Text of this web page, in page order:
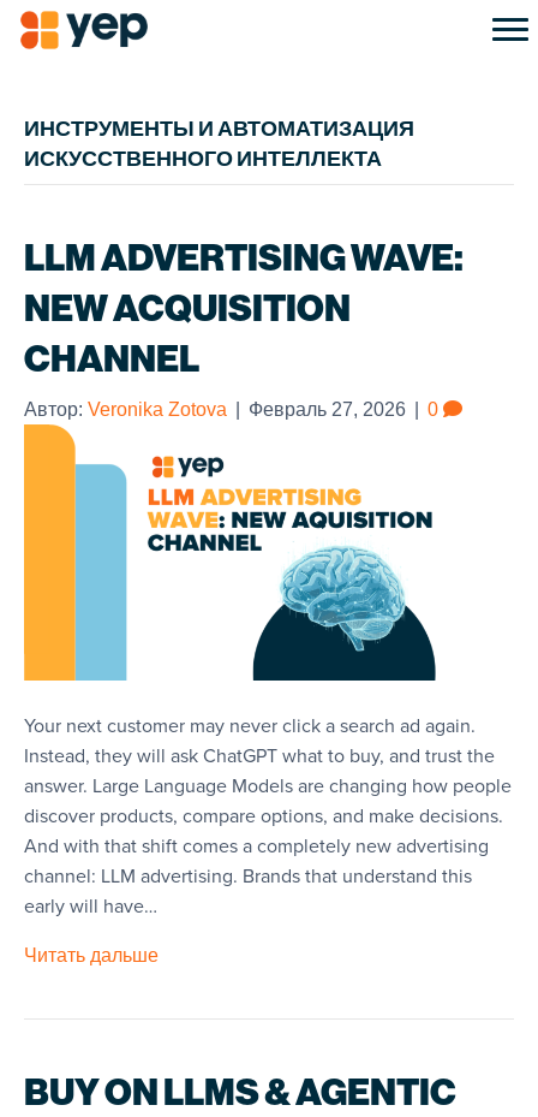
ИНСТРУМЕНТЫ И АВТОМАТИЗАЦИЯ
ИСКУССТВЕННОГО ИНТЕЛЛЕКТА
LLM ADVERTISING WAVE:
NEW ACQUISITION
CHANNEL
Автор: Veronika Zotova Февраль 27, 2026 0
Your next customer may never click a search ad again.
Instead, they will ask ChatGPT what to buy, and trust the
answer. Large Language Models are changing how people
discover products, compare options, and make decisions.
And with that shift comes a completely new advertising
channel: LLM advertising. Brands that understand this
early will have…
Читать дальше
BUY ON LLMS & AGENTIC